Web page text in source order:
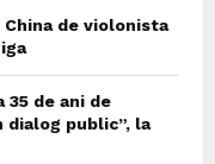
de violonista
35 de ani de
dialog public”, la